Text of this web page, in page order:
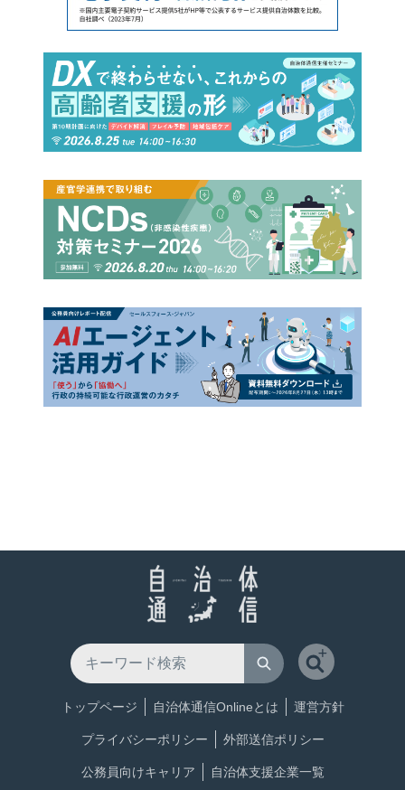
トップページ 自治体通信Onlineとは 運営方針
プライバシーポリシー 外部送信ポリシー
公務員向けキャリア 自治体支援企業一覧